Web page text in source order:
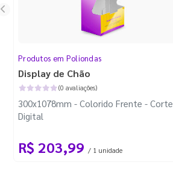
Produtos em Poliondas
Display de Chão
(0 avaliações)
300x1078mm - Colorido Frente - Corte
Digital
R$ 203,99 / 1 unidade